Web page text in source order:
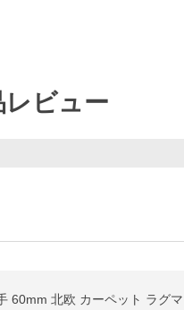
ビュー
60mm 北欧 カーペット ラグ